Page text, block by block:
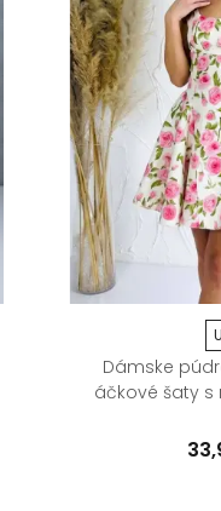
Dámske
áčkové šaty s